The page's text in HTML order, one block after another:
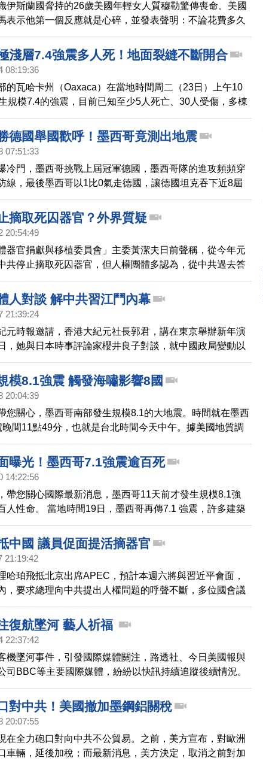
伊斯蘭國脅持的26歲美國年輕女人質穆勒驚傳喪命。美國
表示他第一個反應就是心碎，並發表聲明：不論花費多久
將會找到要為她被挾持和喪生負責的恐怖分子，將他們繩
淺層7.4強震多人死！地面裂縫不斷開合
08:19:36
的瓦哈卡州（Oaxaca）在當地時間周二（23日）上午10
規模7.4的強震，目前已知至少5人死亡、30人受傷，多棟
也有網友拍下，地面被震到反覆開合影片。遠在數百公里
西哥市（Mexico City），也有建築物激烈搖晃，民眾紛紛
墨國總統羅培茲表示，截至周二下午，已發生147次餘
德國舉國歡呼！墨西哥竟測出地震
07:51:33
冷門，墨西哥挑戰上屆冠軍德國，墨西哥隊的進攻頻頻穿
線，最後墨西哥以1比0氣走德國，讓德國坦克吞下近8屆
戰首敗。回顧比賽第35分鐘，年僅22歲的洛薩諾，在門前
守球員後直接起腳破網，踢進全場唯一進球，而洛薩諾也
最有價值球員，另外，洛薩諾射破德國球門瞬間，墨西哥
。
摘取死囚器官？外界質疑
20:54:49
器官捐獻與移植委員會」主委黃潔夫日前聲稱，從今年元
共停止摘取死囚器官，但人權團體多認為，從中共過去答
紙黑字的承諾、法規和法律，並沒有帶來實質改變，這個
人質疑，美國ABC調查記者日前也針對中國死囚器官交易
人對談 解中共習江鬥內幕
21:39:24
元時報邀請，香港大紀元社長郭君，講在東京舉辦新年演
，她與日本時事評論家櫻井良子對談，就中國政局變動以
，兩位媒體人交換了寶貴意見。
模8.1強震 觸發海嘯影響8國
20:04:39
您關心，墨西哥南部發生規模8.1的大地震。時間就在墨西
間11點49分，也就是台北時間今天中午。據美國地質調
這起地震規模達到8.1，深度69.7公里，也對太平洋沿岸 8
海嘯警報。這是墨西哥1985年以來，最強的地震。當地媒
經至少15人死亡。
曝光！墨西哥7.1強震逾百死
14:22:56
帶您關心國際最新消息，墨西哥11天前才發生規模8.1強
人性命。 當地時間19日，墨西哥再傳7.1 強震，許多建築
塌，目前已經有超過百人死亡，而這天正好是墨西哥 「世
滿32年，市民舉辦防災演習後不久，地震就發生了。
中國 議員促面提活摘器官
21:19:42
哈珀飛抵北京出席APEC，預計本週六將與習近平會面，
，要求總理向中共提出人權問題的呼聲不斷，多位國會議
，向中共領導人當面提出活摘法輪功學員器官問題。
復航墜河 藝人祈福
22:37:42
機墜河事件，引發國際媒體關注，路透社、今日美國報與
司BBC等主要國際媒體，紛紛以快訊持續追蹤後續情況。
留言祈福。
對中共！美國撤加墨鋼鋁關稅
20:07:55
在全力砲口對向中共不公貿易。之前，美方宣布，對歐洲
車輛，延後加稅；而最新消息，美方決定，取消之前對加